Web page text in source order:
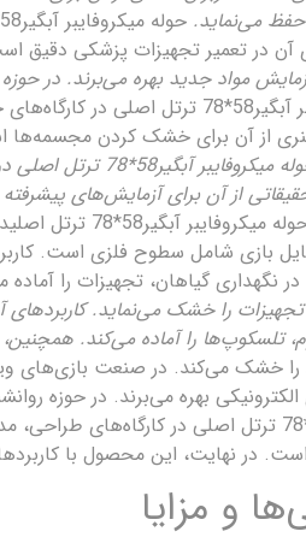
می‌نماید.
آن در تعمیر تجهیزات پزشکی دقیق
مواد جدید بهره می‌برند. در
میکروفایبر آبگیر58*78
از آن برای خشک کردن مجسمه‌ها
حوله
از آن برای آزمایش‌های
حوله
نگهداری گیاهان، تجهیزات را
تجهیزات را خشک می‌نماید.
تلسکوپ‌ها را آماده می‌کند.
را خشک می‌کند. در صنعت بازی‌های
الکترونیکی بهره می‌برند. در حوزه
آبگیر 58*78 ترتل اصلی در
در نهایت، این محصول با
و مزایا